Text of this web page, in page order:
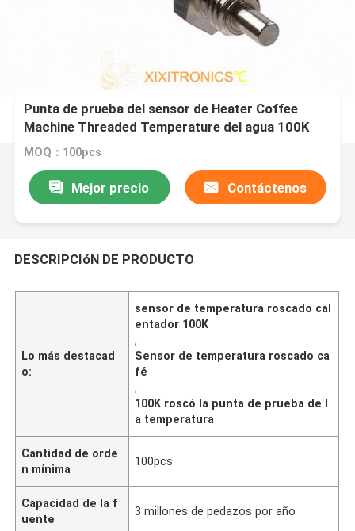
Punta de prueba del sensor de Heater Coffee
Machine Threaded Temperature del agua 100K
MOQ：100pcs
Mejor precio Contáctenos
DESCRIPCIóN DE PRODUCTO
Lo más destacad
o:
sensor de temperatura roscado cal
entador 100K
,
Sensor de temperatura roscado ca
fé
,
100K roscó la punta de prueba de l
a temperatura
Cantidad de orde
n mínima
100pcs
Capacidad de la f
uente
3 millones de pedazos por año